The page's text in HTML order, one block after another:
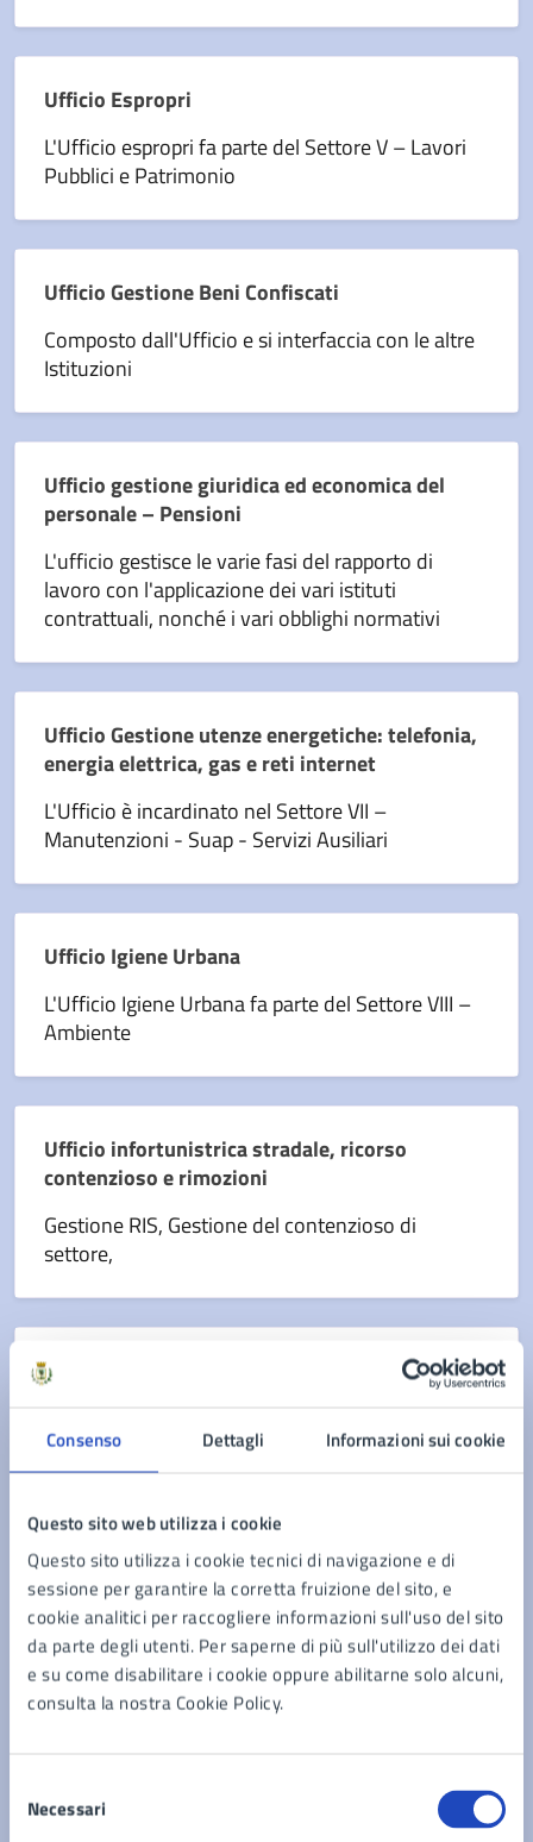
Consenso Dettagli Informazioni sui cookie
Questo sito web utilizza i cookie
Questo sito utilizza i cookie tecnici di navigazione e di
sessione per garantire la corretta fruizione del sito, e
cookie analitici per raccogliere informazioni sull'uso del sito
da parte degli utenti. Per saperne di più sull'utilizzo dei dati
e su come disabilitare i cookie oppure abilitarne solo alcuni,
consulta la nostra Cookie Policy.
delNecessari
Ufficio Espropri
L'Ufficio espropri fa parte del Settore V – Lavori
Pubblici e Patrimonio
Ufficio Gestione Beni Confiscati
Composto dall'Ufficio e si interfaccia con le altre
Istituzioni
Ufficio gestione giuridica ed economica del
personale – Pensioni
L'ufficio gestisce le varie fasi del rapporto di
lavoro con l'applicazione dei vari istituti
contrattuali, nonché i vari obblighi normativi
Ufficio Gestione utenze energetiche: telefonia,
energia elettrica, gas e reti internet
L'Ufficio è incardinato nel Settore VII –
Manutenzioni - Suap - Servizi Ausiliari
Ufficio Igiene Urbana
L'Ufficio Igiene Urbana fa parte del Settore VIII –
Ambiente
Ufficio infortunistrica stradale, ricorso
contenzioso e rimozioni
Gestione RIS, Gestione del contenzioso di
settore,
Ufficio Innovazione tecnologia e gestione reti –
Composto dall'Ufficio e si interfaccia con gli altri
Settori e con i Gestori
Ufficio Inventario Beni Mobili
L'Ufficio Inventario Beni Mobili fa parte del
Settore IV - Tributi - Gestione Servizio Idrico -
Economato